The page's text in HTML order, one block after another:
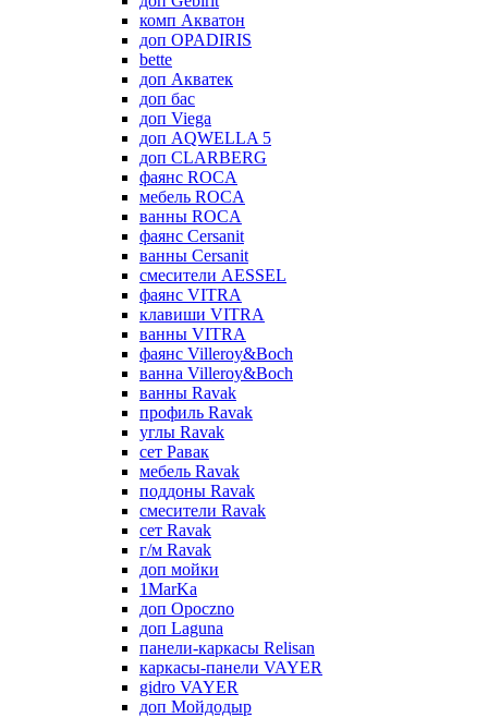
комп Акватон
доп OPADIRIS
bette
доп Акватек
доп бас
доп Viega
доп AQWELLA 5
доп CLARBERG
фаянс ROCA
мебель ROCA
ванны ROCA
фаянс Cersanit
ванны Cersanit
смесители AESSEL
фаянс VITRA
клавиши VITRA
ванны VITRA
фаянс Villeroy&Boch
ванна Villeroy&Boch
ванны Ravak
профиль Ravak
углы Ravak
сет Равак
мебель Ravak
поддоны Ravak
смесители Ravak
сет Ravak
г/м Ravak
доп мойки
1MarKa
доп Opoczno
доп Laguna
панели-каркасы Relisan
каркасы-панели VAYER
gidro VAYER
доп Мойдодыр